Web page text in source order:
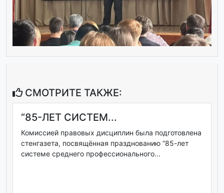
СМОТРИТЕ ТАКЖЕ:
“85-ЛЕТ СИСТЕМ...
Комиссией правовых дисциплин была подготовлена
стенгазета, посвящённая празднованию “85-лет
системе среднего профессионального...